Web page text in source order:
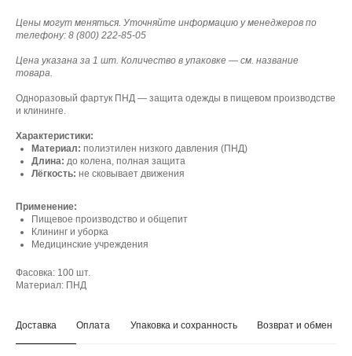
Цены могут меняться. Уточняйте информацию у менеджеров по
телефону: 8 (800) 222-85-05
Цена указана за 1 шт. Количество в упаковке — см. название
товара.
Одноразовый фартук ПНД — защита одежды в пищевом производстве
и клининге.
Характеристики:
Материал: полиэтилен низкого давления (ПНД)
Длина: до колена, полная защита
Лёгкость: не сковывает движения
Применение:
Пищевое производство и общепит
Клининг и уборка
Медицинские учреждения
Фасовка: 100 шт.
Материал: ПНД
Доставка Оплата Упаковка и сохранность Возврат и обмен